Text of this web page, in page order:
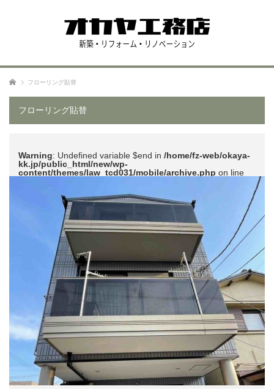
ホーム フローリング貼替
フローリング貼替
Warning: Undefined variable $end in /home/fz-web/okaya-
kk.jp/public_html/new/wp-
content/themes/law_tcd031/mobile/archive.php on line